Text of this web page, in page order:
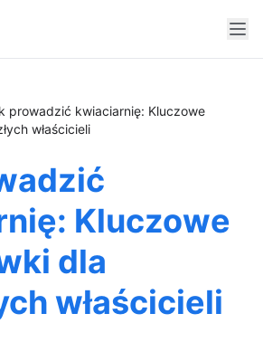
prowadzić kwiaciarnię: Kluczowe
właścicieli
Kluczowe
dla
właścicieli